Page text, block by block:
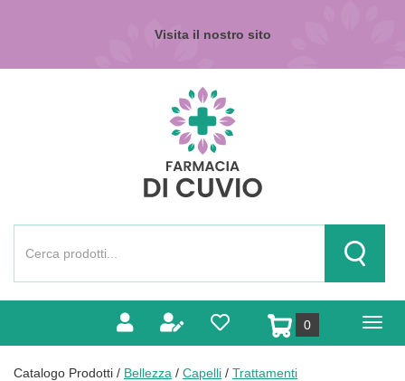
Visita il nostro sito
Prodotto
Cerca
0prodotti
inseriti
Catalogo Prodotti / Bellezza / Capelli / Trattamenti